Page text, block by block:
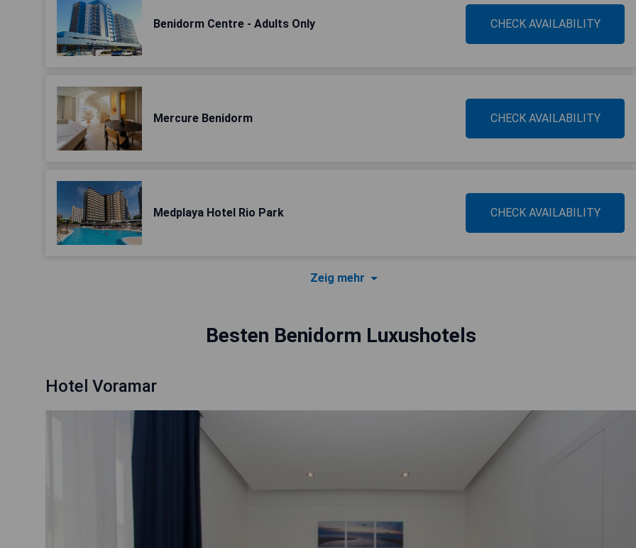
Benidorm Centre - Adults Only CHECK AVAILABILITY
Mercure Benidorm CHECK AVAILABILITY
Medplaya Hotel Rio Park CHECK AVAILABILITY
Zeig mehr
Besten Benidorm Luxushotels
Hotel Voramar